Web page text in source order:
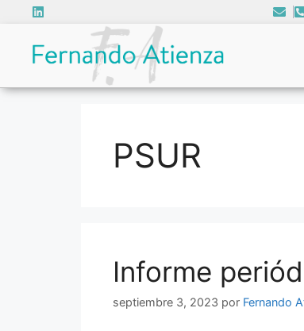
PSUR
Informe
septiembre 3, 2023 por Fernando